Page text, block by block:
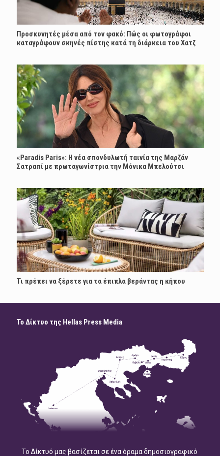
Προσκυνητές μέσα από τον φακό: Πώς οι φωτογράφοι
καταγράφουν σκηνές πίστης κατά τη διάρκεια του Χατζ
«Paradis Paris»: H νέα σπονδυλωτή ταινία της Μαρζάν
Σατραπί με πρωταγωνίστρια την Μόνικα Μπελούτσι
Τι πρέπει να ξέρετε για τα έπιπλα βεράντας η κήπου
Το Δίκτυο της Hellas Press Media
Το Δίκτυό μας βασίζεται σε ένα όραμα δημοσιογραφικό